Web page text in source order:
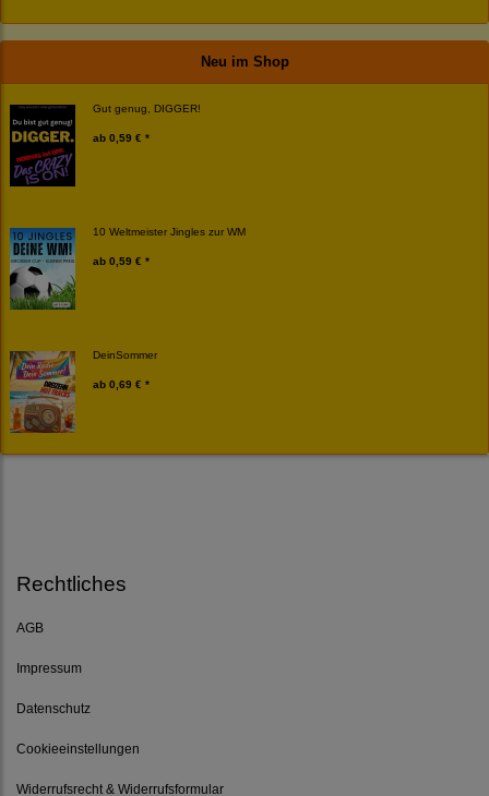
Neu im Shop
Gut genug, DIGGER!
ab 0,59 € *
10 Weltmeister Jingles zur WM
ab 0,59 € *
DeinSommer
ab 0,69 € *
Rechtliches
AGB
Impressum
Datenschutz
Cookieeinstellungen
Widerrufsrecht & Widerrufsformular